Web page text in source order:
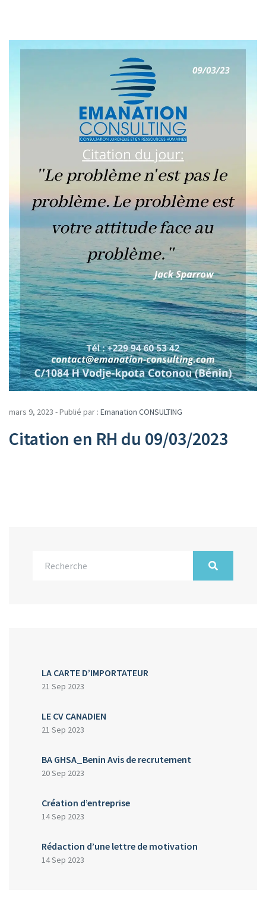
mars 9, 2023 - Publié par : Emanation CONSULTING
Citation en RH du 09/03/2023
LA CARTE D’IMPORTATEUR
21 Sep 2023
LE CV CANADIEN
21 Sep 2023
BA GHSA_Benin Avis de recrutement
20 Sep 2023
Création d’entreprise
14 Sep 2023
Rédaction d’une lettre de motivation
14 Sep 2023